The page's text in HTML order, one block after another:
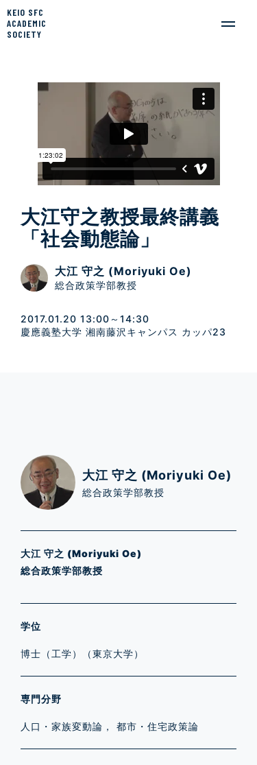
KEIO SFC
ACADEMIC
SOCIETY
大江守之教授最終講義
「社会動態論」
大江 守之 (Moriyuki Oe)
総合政策学部教授
2017.01.20 13:00～14:30
慶應義塾大学 湘南藤沢キャンパス カッパ23
大江 守之 (Moriyuki Oe)
総合政策学部教授
大江 守之 (Moriyuki Oe)
総合政策学部教授
学位
博士（工学）（東京大学）
専門分野
人口・家族変動論， 都市・住宅政策論